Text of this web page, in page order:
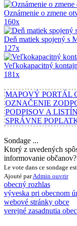
Oznámenie o zmene
160x
Deň matiek spojený s
127x
Veľkokapacitný
181x
MAPOVÝ PORTÁL
OZNAČENIE
PODPISOV A LISTÍN
SPRÁVNE
Sondage ...
Ktorý z uvedených
informovanie občanov?
Le vote dans ce sondage
Ajouté parAdmin ouvrir
obecný rozhlas
výveska pri obecnom
webové stránky obce
verejné zasadnutia